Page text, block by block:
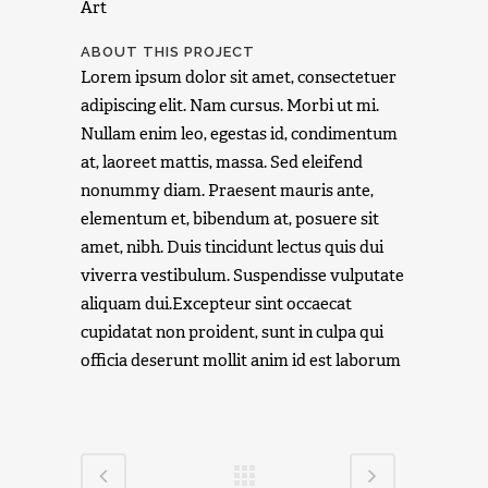
Art
ABOUT THIS PROJECT
Lorem ipsum dolor sit amet, consectetuer
adipiscing elit. Nam cursus. Morbi ut mi.
Nullam enim leo, egestas id, condimentum
at, laoreet mattis, massa. Sed eleifend
nonummy diam. Praesent mauris ante,
elementum et, bibendum at, posuere sit
amet, nibh. Duis tincidunt lectus quis dui
viverra vestibulum. Suspendisse vulputate
aliquam dui.Excepteur sint occaecat
cupidatat non proident, sunt in culpa qui
officia deserunt mollit anim id est laborum